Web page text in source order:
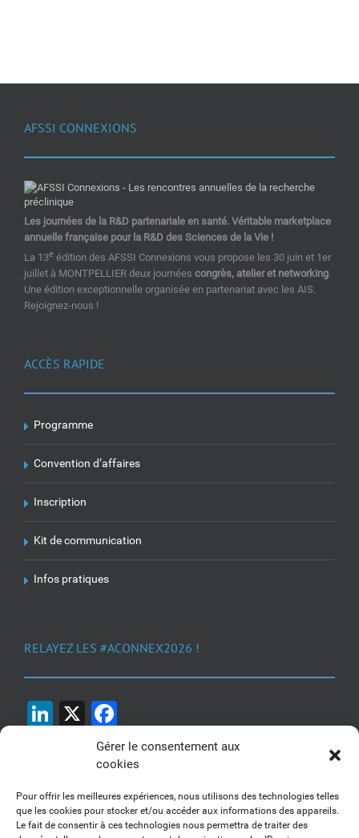
Gérer le consentement aux
cookies
Pour offrir les meilleures expériences, nous utilisons des technologies telles
que les cookies pour stocker et/ou accéder aux informations des appareils.
Le fait de consentir à ces technologies nous permettra de traiter des
AFSSI CONNEXIONS
Les journées de la R&D partenariale en santé. Véritable marketplace
annuelle française pour la R&D des Sciences de la Vie !
La 13e édition des AFSSI Connexions vous propose les 30 juin et 1er
juillet à MONTPELLIER deux journées congrès, atelier et networking.
Une édition exceptionnelle organisée en partenariat avec les AIS.
Rejoignez-nous !
ACCÈS RAPIDE
Programme
Convention d’affaires
Inscription
Kit de communication
Infos pratiques
RELAYEZ LES #ACONNEX2026 !
LinkedIn
X